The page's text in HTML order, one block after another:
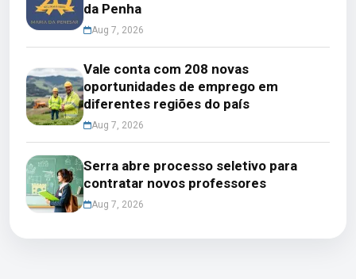
da Penha
Aug 7, 2026
Vale conta com 208 novas
oportunidades de emprego em
diferentes regiões do país
Aug 7, 2026
Serra abre processo seletivo para
contratar novos professores
Aug 7, 2026